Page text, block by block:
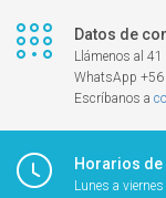
Datos de
Llámenos al
WhatsApp
Escríbanos a
Horarios de
Lunes a